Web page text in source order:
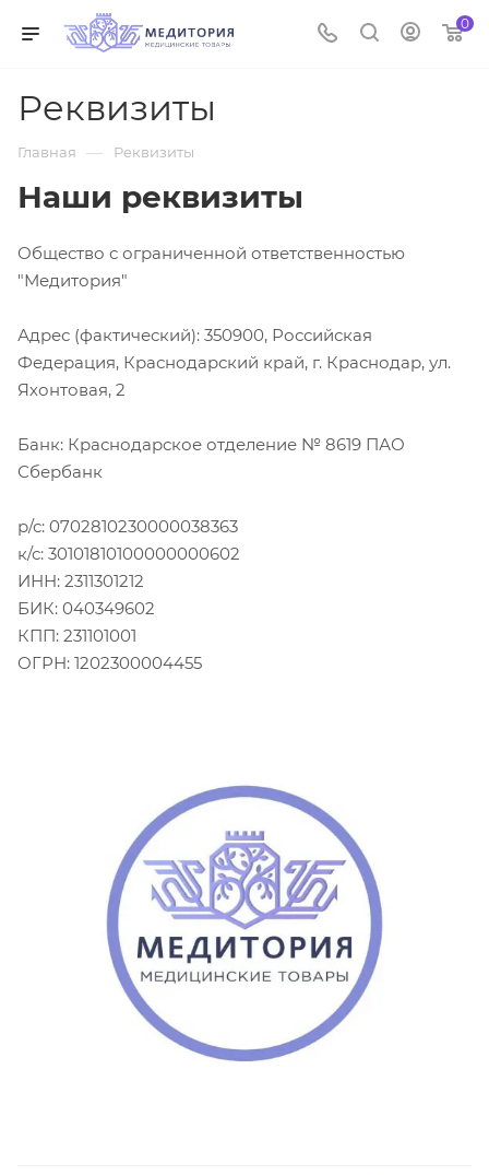
0
Реквизиты
Главная — Реквизиты
Наши реквизиты
Общество с ограниченной ответственностью
"Медитория"
Адрес (фактический): 350900, Российская
Федерация, Краснодарский край, г. Краснодар, ул.
Яхонтовая, 2
Банк: Краснодарское отделение № 8619 ПАО
Сбербанк
р/с: 0702810230000038363
к/с: 30101810100000000602
ИНН: 2311301212
БИК: 040349602
КПП: 231101001
ОГРН: 1202300004455